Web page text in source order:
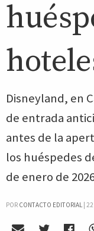
Disneyland, en
de entrada
antes de la
los huéspedes
de enero de
POR CONTACTO EDITORIAL|